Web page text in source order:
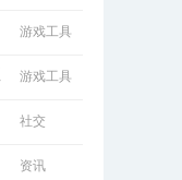
游戏工具
游戏工具
社交
资讯